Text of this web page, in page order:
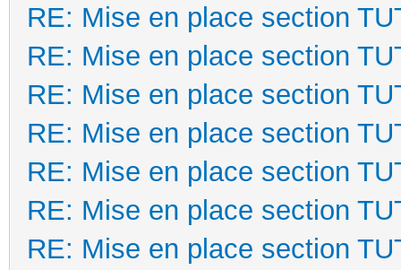
RE: Mise en place section
RE: Mise en place section
RE: Mise en place section
RE: Mise en place section
RE: Mise en place section
RE: Mise en place section
RE: Mise en place section